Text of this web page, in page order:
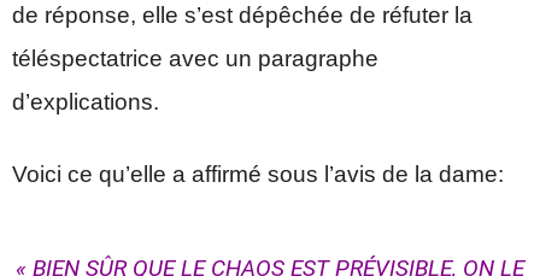
de réponse, elle s’est dépêchée de réfuter la
téléspectatrice avec un paragraphe
d’explications.
Voici ce qu’elle a affirmé sous l’avis de la dame:
« BIEN SÛR QUE LE CHAOS EST PRÉVISIBLE, ON LE